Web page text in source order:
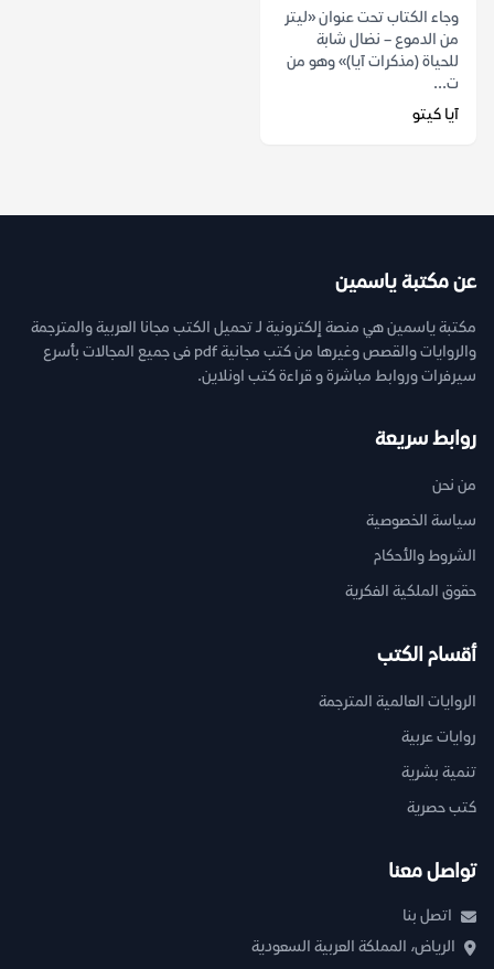
وجاء الكتاب تحت عنوان «ليتر
من الدموع – نضال شابة
للحياة (مذكرات ‏آيا)» وهو من
ت...
آيا كيتو
عن مكتبة ياسمين
مكتبة ياسمين هي منصة إلكترونية لـ تحميل الكتب مجانا العربية والمترجمة
والروايات والقصص وغيرها من كتب مجانية pdf فى جميع المجالات بأسرع
سيرفرات وروابط مباشرة و قراءة كتب اونلاين.
روابط سريعة
من نحن
سياسة الخصوصية
الشروط والأحكام
حقوق الملكية الفكرية
أقسام الكتب
الروايات العالمية المترجمة
روايات عربية
تنمية بشرية
كتب حصرية
تواصل معنا
اتصل بنا
الرياض، المملكة العربية السعودية